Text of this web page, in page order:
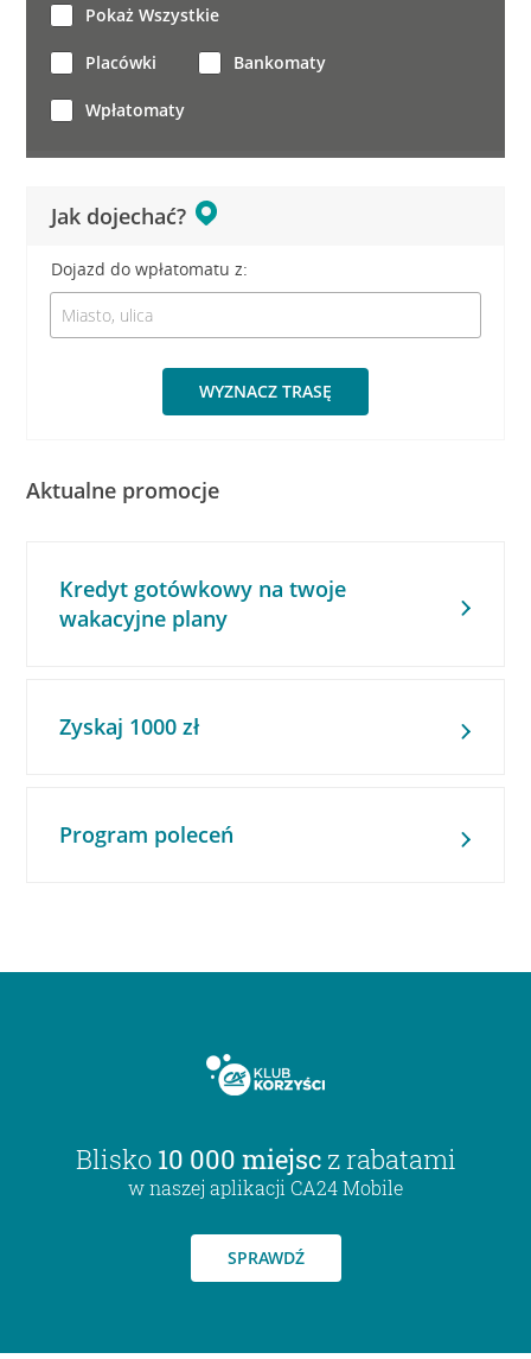
Jak dojechać?
Dojazd do wpłatomatu z:
WYZNACZ TRASĘ
Pokaż Wszystkie
Placówki Bankomaty
Wpłatomaty
Aktualne promocje
Kredyt gotówkowy na twoje
wakacyjne plany
Zyskaj 1000 zł
Program poleceń
Blisko 10 000 miejsc z rabatami
w naszej aplikacji CA24 Mobile
SPRAWDŹ